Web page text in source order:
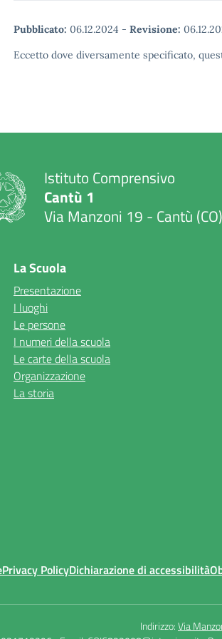
Pubblicato: 06.12.2024 - Revisione:
Eccetto dove diversamente specificato,
Istituto Comprensivo
Cantù 1
Via Manzoni 19 - Cantù (CO)
La Scuola
Presentazione
I luoghi
Le persone
I numeri della scuola
Le carte della scuola
Organizzazione
La storia
Privacy PolicyDichiarazione di accessibilità
Indirizzo:Via